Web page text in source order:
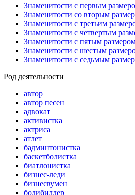
Знаменитости с первым
Знаменитости со вторым
Знаменитости с третьим
Знаменитости с четвертым
Знаменитости с пятым
Знаменитости с шестым
Знаменитости с седьмым
Род деятельности
автор
автор песен
адвокат
активистка
актриса
атлет
бадминтонистка
баскетболистка
биатлонистка
бизнес-леди
бизнесвумен
бодибилдер